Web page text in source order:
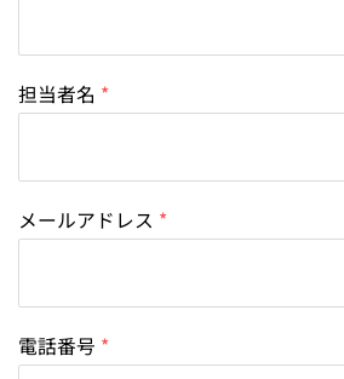
担当者名
メールアドレス
電話番号